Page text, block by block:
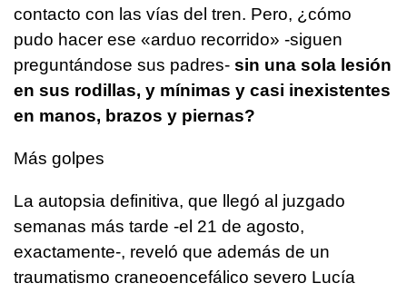
contacto con las vías del tren. Pero, ¿cómo
pudo hacer ese «arduo recorrido» -siguen
preguntándose sus padres- sin una sola lesión
en sus rodillas, y mínimas y casi inexistentes
en manos, brazos y piernas?
Más golpes
La autopsia definitiva, que llegó al juzgado
semanas más tarde -el 21 de agosto,
exactamente-, reveló que además de un
traumatismo craneoencefálico severo Lucía